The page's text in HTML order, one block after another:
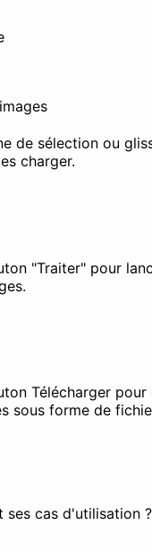
une animation
de sélection ou
charger.
"Traiter" pour
Télécharger
sous forme de
ses cas d'utilisation ?